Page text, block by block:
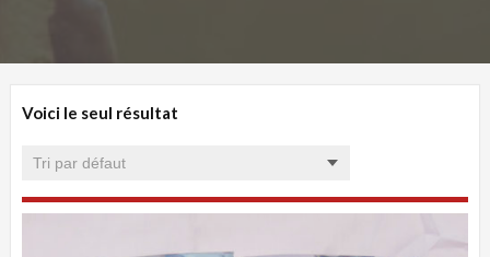
Voici le seul résultat